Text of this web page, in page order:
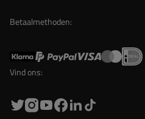
Betaalmethoden:
Vind ons: